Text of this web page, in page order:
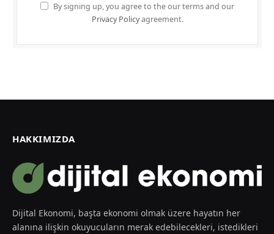
By signing up, you agree to the our terms and our
Privacy Policyagreement.
HAKKIMIZDA
Dijital Ekonomi, başta ekonomi olmak üzere hayatın her
alanına ilişkin okuyucuların merak edebilecekleri, istedikleri